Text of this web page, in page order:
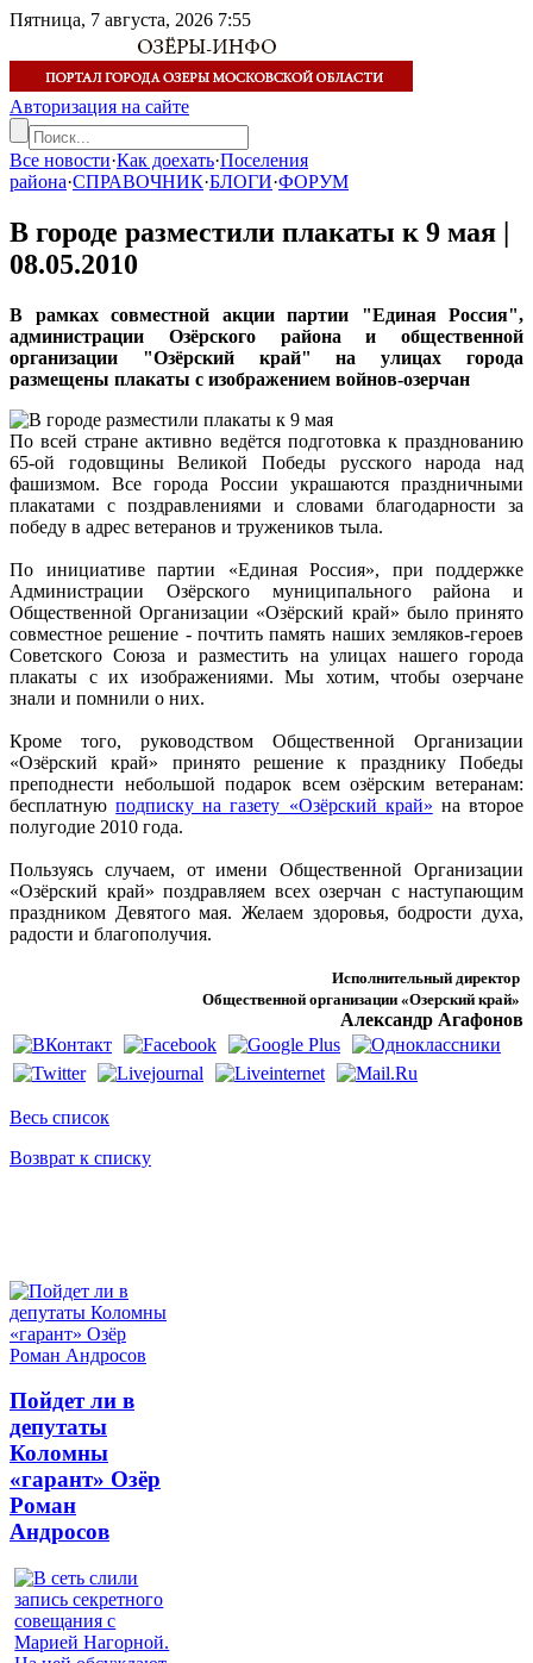
Пятница, 7 августа, 2026 7:55
Авторизация на сайте
Все новости·Как доехать·Поселения
района·СПРАВОЧНИК·БЛОГИ·ФОРУМ
В городе разместили плакаты к 9 мая |
08.05.2010
В рамках совместной акции партии "Единая Россия",
администрации Озёрского района и общественной
организации "Озёрский край" на улицах города
размещены плакаты с изображением войнов-озерчан
По всей стране активно ведётся подготовка к празднованию
65-ой годовщины Великой Победы русского народа над
фашизмом. Все города России украшаются праздничными
плакатами с поздравлениями и словами благодарности за
победу в адрес ветеранов и тружеников тыла.
По инициативе партии «Единая Россия», при поддержке
Администрации Озёрского муниципального района и
Общественной Организации «Озёрский край» было принято
совместное решение - почтить память наших земляков-героев
Советского Союза и разместить на улицах нашего города
плакаты с их изображениями. Мы хотим, чтобы озерчане
знали и помнили о них.
Кроме того, руководством Общественной Организации
«Озёрский край» принято решение к празднику Победы
преподнести небольшой подарок всем озёрским ветеранам:
бесплатнуюподписку на газету «Озёрский край» на второе
полугодие 2010 года.
Пользуясь случаем, от имени Общественной Организации
«Озёрский край» поздравляем всех озерчан с наступающим
праздником Девятого мая. Желаем здоровья, бодрости духа,
радости и благополучия.
Исполнительный директор
Общественной организации «Озерский край»
Александр Агафонов
Весь список
Возврат к списку
Пойдет ли в
депутаты
Коломны
«гарант» Озёр
Роман
Андросов